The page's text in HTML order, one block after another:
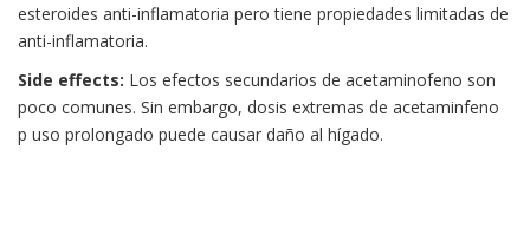
esteroides anti-inflamatoria pero tiene propiedades limitadas de
anti-inflamatoria.
Side effects: Los efectos secundarios de acetaminofeno son
poco comunes. Sin embargo, dosis extremas de acetaminfeno
p uso prolongado puede causar daño al hígado.